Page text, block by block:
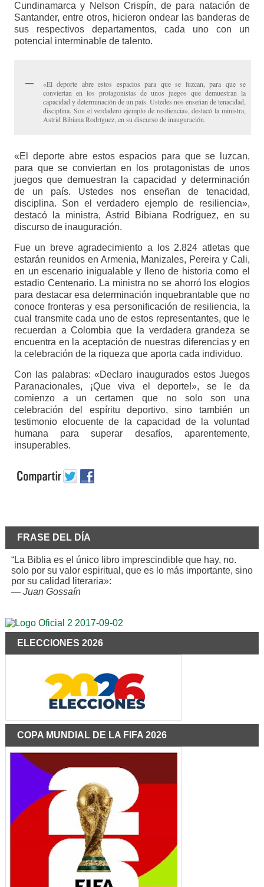
Cundinamarca y Nelson Crispín, de para natación de
Santander, entre otros, hicieron ondear las banderas de
sus respectivos departamentos, cada uno con un
potencial interminable de talento.
«El deporte abre estos espacios para que se luzcan, para que se
conviertan en los protagonistas de unos juegos que demuestran la
capacidad y determinación de un país. Ustedes nos enseñan de tenacidad,
disciplina. Son el verdadero ejemplo de resiliencia», destacó la ministra,
Astrid Bibiana Rodríguez, en su discurso de inauguración.
«El deporte abre estos espacios para que se luzcan,
para que se conviertan en los protagonistas de unos
juegos que demuestran la capacidad y determinación
de un país. Ustedes nos enseñan de tenacidad,
disciplina. Son el verdadero ejemplo de resiliencia»,
destacó la ministra, Astrid Bibiana Rodríguez, en su
discurso de inauguración.
Fue un breve agradecimiento a los 2.824 atletas que
estarán reunidos en Armenia, Manizales, Pereira y Cali,
en un escenario inigualable y lleno de historia como el
estadio Centenario. La ministra no se ahorró los elogios
para destacar esa determinación inquebrantable que no
conoce fronteras y esa personificación de resiliencia, la
cual transmite cada uno de estos representantes, que le
recuerdan a Colombia que la verdadera grandeza se
encuentra en la aceptación de nuestras diferencias y en
la celebración de la riqueza que aporta cada individuo.
Con las palabras: «Declaro inaugurados estos Juegos
Paranacionales, ¡Que viva el deporte!», se le da
comienzo a un certamen que no solo son una
celebración del espíritu deportivo, sino también un
testimonio elocuente de la capacidad de la voluntad
humana para superar desafíos, aparentemente,
insuperables.
FRASE DEL DÍA
“La Biblia es el único libro imprescindible que hay, no.
solo por su valor espiritual, que es lo más importante, sino
por su calidad literaria»:
— Juan Gossaín
ELECCIONES 2026
COPA MUNDIAL DE LA FIFA 2026